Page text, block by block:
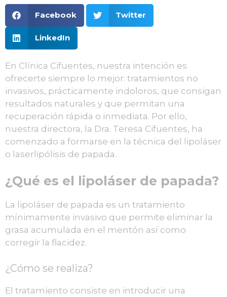
Facebook Twitter
LinkedIn
En Clínica Cifuentes, nuestra intención es
ofrecerte siempre lo mejor: tratamientos no
invasivos, prácticamente indoloros, que consigan
resultados naturales y que permitan una
recuperación rápida o inmediata. Por ello,
nuestra directora, la Dra. Teresa Cifuentes, ha
comenzado a formarse en la técnica del lipoláser
o laserlipólisis de papada.
¿Qué es el lipoláser de papada?
La lipoláser de papada es un tratamiento
mínimamente invasivo que permite eliminar la
grasa acumulada en el mentón así como
corregir la flacidez.
¿Cómo se realiza?
El tratamiento consiste en introducir una